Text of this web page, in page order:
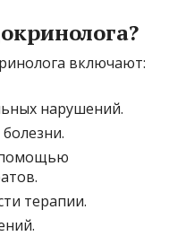
включают:
нарушений.
помощью
терапии.